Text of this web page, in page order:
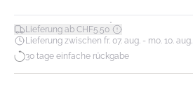
Lieferung ab CHF5.50*
Lieferung zwischen fr. 07. aug. - mo. 10. aug.
30 tage einfache rückgabe